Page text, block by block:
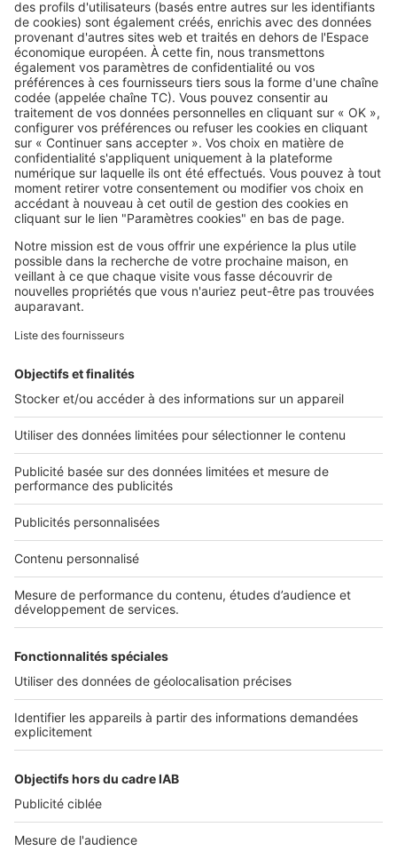
Image
Rénovation énergétique
Certificats d’Économies d’Énergie
(CEE) : comment en profiter ?
SeLoger c'est aussi
Retrouvez-nous sur ...
L'ENTREPRISE
Nous contacter
Nous recrutons
NOS APPLICATIONS
Découvrez nos applications
Tous nos services pro
Accès client
À DÉCOUVRIR
Annuaire des professionnels
Tout l'immobilier
Toutes les villes
Tous les départements
Toutes les régions